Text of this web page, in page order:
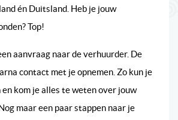
én Duitsland. Heb je jouw
Top!
aanvraag naar de verhuurder. De
contact met je opnemen. Zo kun je
kom je alles te weten over jouw
maar een paar stappen naar je